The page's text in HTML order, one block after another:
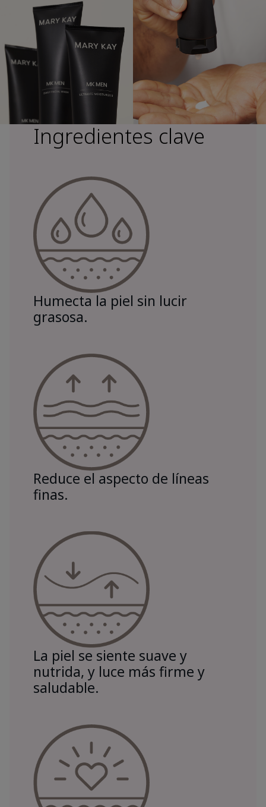
Ingredientes clave
Humecta la piel sin lucir
grasosa.
Reduce el aspecto de líneas
finas.
La piel se siente suave y
nutrida, y luce más firme y
saludable.